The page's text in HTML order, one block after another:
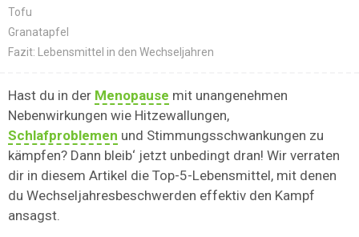
Tofu
Granatapfel
Fazit: Lebensmittel in den Wechseljahren
Hast du in der Menopause mit unangenehmen
Nebenwirkungen wie Hitzewallungen,
Schlafproblemen und Stimmungsschwankungen zu
kämpfen? Dann bleib‘ jetzt unbedingt dran! Wir verraten
dir in diesem Artikel die Top-5-Lebensmittel, mit denen
du Wechseljahresbeschwerden effektiv den Kampf
ansagst.